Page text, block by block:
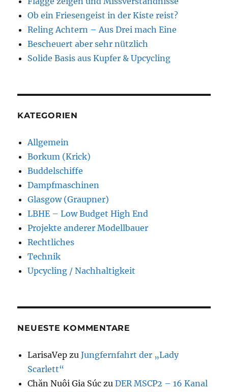
Ob ein Friesengeist in der Kiste reist?
Reling Achtern – Aus Drei mach Eine
Bescheuert aber sehr nützlich
Solide Basis aus Kupfer & Upcycling
KATEGORIEN
Allgemein
Borkum (Krick)
Buddelschiffe
Dampfmaschinen
Glasgow (Graupner)
LBHE – Low Budget High End
Projekte anderer Modellbauer
Rechtliches
Technik
Upcycling / Nachhaltigkeit
NEUESTE KOMMENTARE
LarisaVep zuJungfernfahrt der „Lady
Scarlett“
Chăn Nuôi Gia Súc zuDER MSCP2 – 16 Kanal